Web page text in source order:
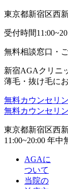
東京都新宿区西
受付時間
無料相談窓口・
新宿AGAクリニ
薄毛・抜け毛に
無料カウンセリ
無料カウンセリ
東京都新宿区西
11:00~20:00 年中
AGAに
ついて
当院の